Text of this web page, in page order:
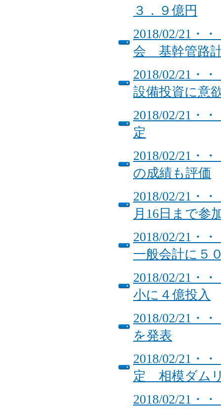
３．９億円
2018/02/21・
会 基幹管路
2018/02/21・
設備投資に意
2018/02/21・
定
2018/02/21・
の成績も評価
2018/02/21・
月16日まで参
2018/02/21・
一般会計に５
2018/02/21・
小に４億投入
2018/02/21・
を発表
2018/02/21・
定 相模ダム
2018/02/21・